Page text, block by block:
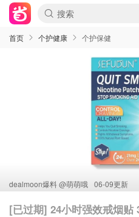
首页 个护健康 个护保健
dealmoon爆料 @萌萌哦 06-09更新
[已过期] 24小时强效戒烟贴